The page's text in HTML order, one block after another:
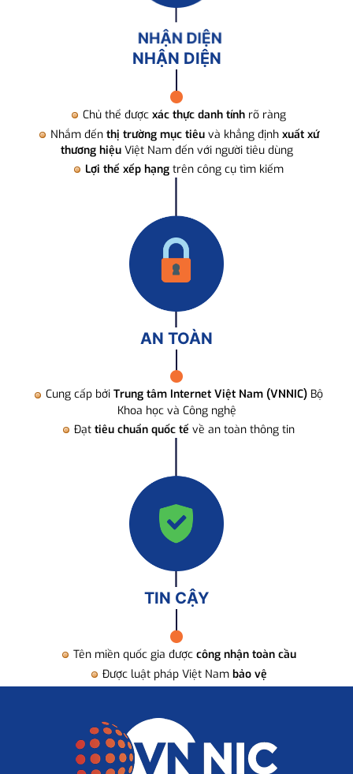
NHẬN DIỆN
Chủ thể được xác thực danh tính rõ ràng
Nhắm đến thị trường mục tiêuvà khẳng định xuất xứ
thương hiệuViệt Nam đến với người tiêu dùng
Lợi thế xếp hạng trên công cụ tìm kiếm
AN TOÀN
Cung cấp bởi Trung tâm Internet Việt Nam (VNNIC) Bộ
Khoa học và Công nghệ
Đạt tiêu chuẩn quốc tế về an toàn thông tin
TIN CẬY
Tên miền quốc gia được công nhận toàn cầu
Được luật pháp Việt Nam bảo vệ